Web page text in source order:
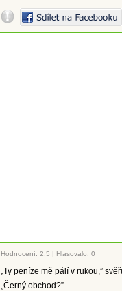
Hodnocení: 2.5 | Hlasovalo: 0
„Ty peníze mě pálí v rukou,”
„Černý obchod?”